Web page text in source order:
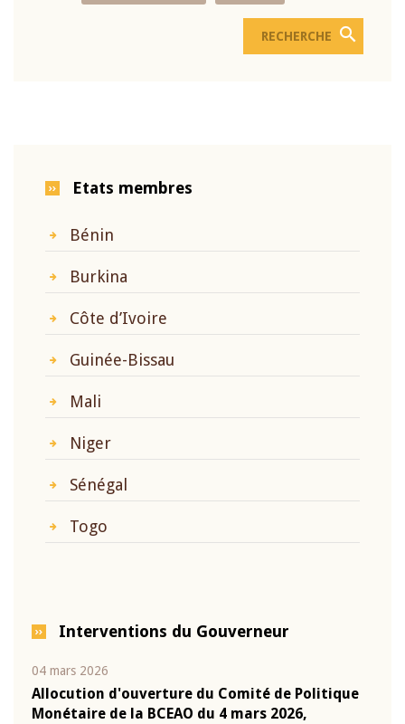
Etats membres
Bénin
Burkina
Côte d’Ivoire
Guinée-Bissau
Mali
Niger
Sénégal
Togo
Interventions du Gouverneur
04 mars 2026
Allocution d'ouverture du Comité de Politique
Monétaire de la BCEAO du 4 mars 2026,